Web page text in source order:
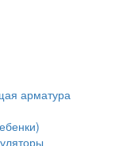
арматура